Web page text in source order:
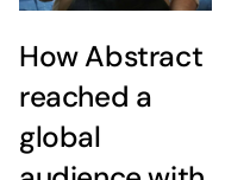
How Abstract
reached a
global